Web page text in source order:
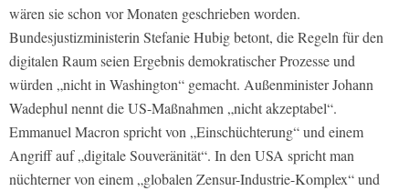
wären sie schon vor Monaten geschrieben worden.
Bundesjustizministerin Stefanie Hubig betont, die Regeln für den
digitalen Raum seien Ergebnis demokratischer Prozesse und
würden „nicht in Washington“ gemacht. Außenminister Johann
Wadephul nennt die US-Maßnahmen „nicht akzeptabel“.
Emmanuel Macron spricht von „Einschüchterung“ und einem
Angriff auf „digitale Souveränität“. In den USA spricht man
nüchterner von einem „globalen Zensur-Industrie-Komplex“ und